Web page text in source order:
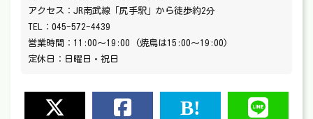
アクセス：JR南武線「尻手駅」から徒歩約2分
TEL：045-572-4439
営業時間：11:00～19:00 (焼鳥は15:00〜19:00)
定休日：日曜日・祝日